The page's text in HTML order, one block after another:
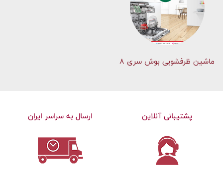
ماشین ظرفشویی بوش سری 8
پشتیبانی آنلاین ارسال به سراسر ایران